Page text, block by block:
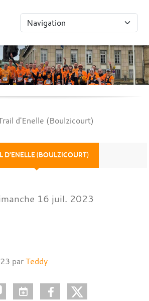
d'Enelle (Boulzicourt)
D'ENELLE (BOULZICOURT)
16 juil. 2023
parTeddy
cookies